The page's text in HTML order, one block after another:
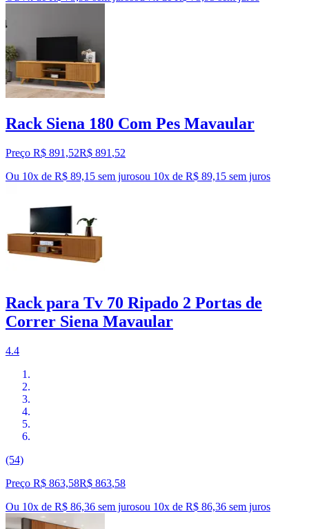
Rack Siena 180 Com Pes Mavaular
Preço R$ 891,52R$ 891 ,52
Ou 10x de R$ 89,15 sem jurosou 10x de R$ 89,15 sem juros
Rack para Tv 70 Ripado 2 Portas de
Correr Siena Mavaular
4.4
(54)
Preço R$ 863,58R$ 863,58
Ou 10x de R$ 86,36 sem jurosou 10x de R$ 86,36 sem juros